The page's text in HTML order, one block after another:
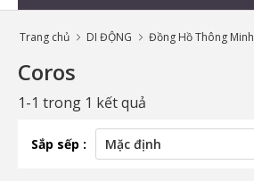
Trang chủ DI ĐỘNG Đồng Hồ Thông Minh
Coros
1-1 trong 1 kết quả
Sắp sếp :